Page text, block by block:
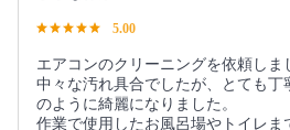
5.00
エアコンのクリーニングを依頼しま
中々な汚れ具合でしたが、とても丁
のように綺麗になりました。
作業で使用したお風呂場やトイレま